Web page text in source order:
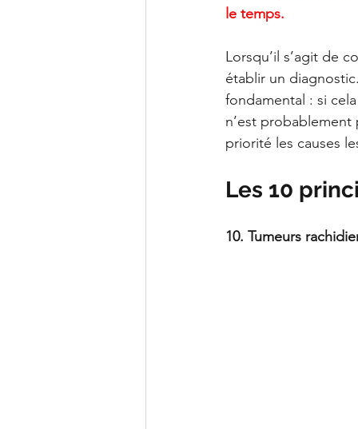
le temps.
Lorsqu’il s’agit de
établir un
fondamental : si
n’est
priorité les causes
Les 10
10. Tumeurs